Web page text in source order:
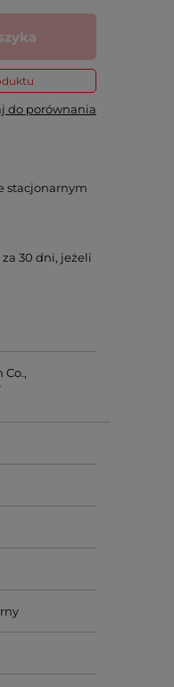
do porównania
stacjonarnym
za 30 dni, jeżeli
Co.,